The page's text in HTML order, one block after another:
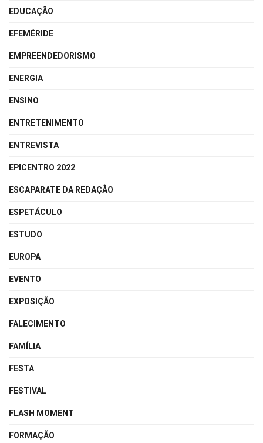
EDUCAÇÃO
EFEMÉRIDE
EMPREENDEDORISMO
ENERGIA
ENSINO
ENTRETENIMENTO
ENTREVISTA
EPICENTRO 2022
ESCAPARATE DA REDAÇÃO
ESPETÁCULO
ESTUDO
EUROPA
EVENTO
EXPOSIÇÃO
FALECIMENTO
FAMÍLIA
FESTA
FESTIVAL
FLASH MOMENT
FORMAÇÃO